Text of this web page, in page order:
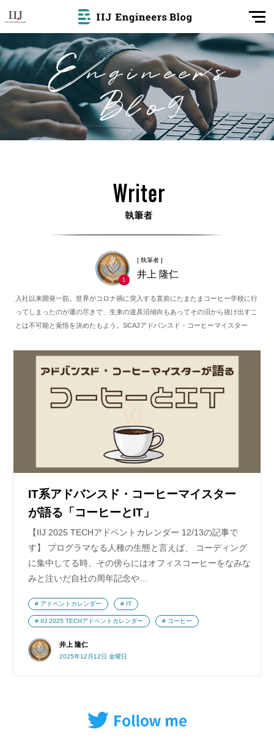
1
[ 執筆者 ]
井上 隆仁
入社以来開発一筋。世界がコロナ禍に突入する直前にたまたまコーヒー学校に行
ってしまったのが運の尽きで、生来の道具沼傾向もあってその沼から抜け出すこ
とは不可能と覚悟を決めたもよう。SCAJアドバンスド・コーヒーマイスター
IT系アドバンスド・コーヒーマイスター
が語る「コーヒーとIT」
【IIJ 2025 TECHアドベントカレンダー 12/13の記事で
す】 プログラマなる人種の生態と言えば、 コーディング
に集中してる時、その傍らにはオフィスコーヒーをなみな
みと注いだ自社の周年記念や…
井上 隆仁
2025年12月12日 金曜日
アドベントカレンダー IT
IIJ 2025 TECHアドベントカレンダー コーヒー